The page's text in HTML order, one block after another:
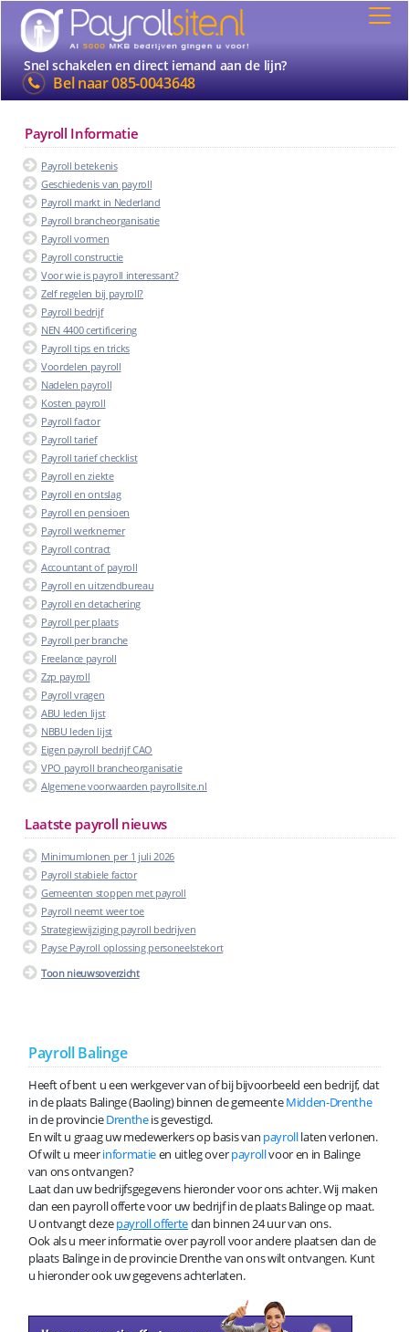
Snel schakelen en direct iemand aan de lijn?
Bel naar085-0043648
Payroll Informatie
Payroll betekenis
Geschiedenis van payroll
Payroll markt in Nederland
Payroll brancheorganisatie
Payroll vormen
Payroll constructie
Voor wie is payroll interessant?
Zelf regelen bij payroll?
Payroll bedrijf
NEN 4400 certificering
Payroll tips en tricks
Voordelen payroll
Nadelen payroll
Kosten payroll
Payroll factor
Payroll tarief
Payroll tarief checklist
Payroll en ziekte
Payroll en ontslag
Payroll en pensioen
Payroll werknemer
Payroll contract
Accountant of payroll
Payroll en uitzendbureau
Payroll en detachering
Payroll per plaats
Payroll per branche
Freelance payroll
Zzp payroll
Payroll vragen
ABU leden lijst
NBBU leden lijst
Eigen payroll bedrijf CAO
VPO payroll brancheorganisatie
Algemene voorwaarden payrollsite.nl
Laatste payroll nieuws
Minimumlonen per 1 juli 2026
Payroll stabiele factor
Gemeenten stoppen met payroll
Payroll neemt weer toe
Strategiewijziging payroll bedrijven
Payse Payroll oplossing personeelstekort
Toon nieuwsoverzicht
Payroll Balinge
Heeft of bent u een werkgever van of bij bijvoorbeeld een bedrijf, dat
in de plaats Balinge (Baoling) binnen de gemeenteMidden-Drenthe
in de provincieDrentheis gevestigd.
En wilt u graag uw medewerkers op basis van payrolllaten verlonen.
Of wilt u meerinformatieen uitleg overpayrollvoor en in Balinge
van ons ontvangen?
Laat dan uw bedrijfsgegevens hieronder voor ons achter. Wij maken
dan een payroll offerte voor uw bedrijf in de plaats Balinge op maat.
U ontvangt dezepayroll offertedan binnen 24 uur van ons.
Ook als u meer informatie over payroll voor andere plaatsen dan de
plaats Balinge in de provincie Drenthe van ons wilt ontvangen. Kunt
u hieronder ook uw gegevens achterlaten.